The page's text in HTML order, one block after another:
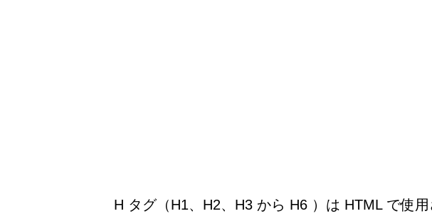
H タグ（H1、H2、H3 から H6 ）は HTML で使